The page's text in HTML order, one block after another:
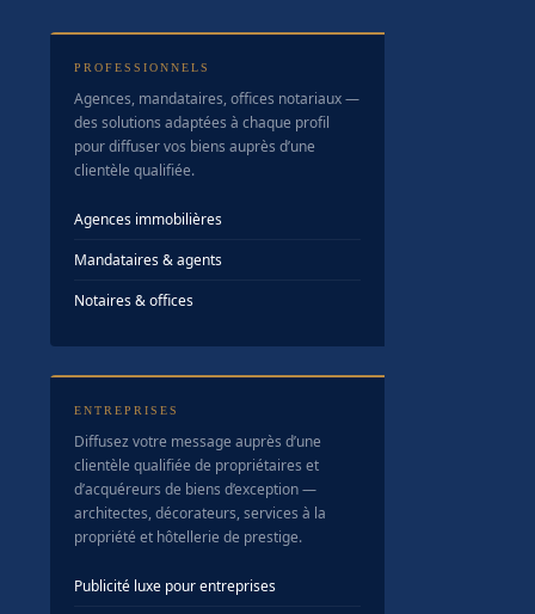
PROFESSIONNELS
Agences, mandataires, offices notariaux —
des solutions adaptées à chaque profil
pour diffuser vos biens auprès d’une
clientèle qualifiée.
Agences immobilières
Mandataires & agents
Notaires & offices
ENTREPRISES
Diffusez votre message auprès d’une
clientèle qualifiée de propriétaires et
d’acquéreurs de biens d’exception —
architectes, décorateurs, services à la
propriété et hôtellerie de prestige.
Publicité luxe pour entreprises